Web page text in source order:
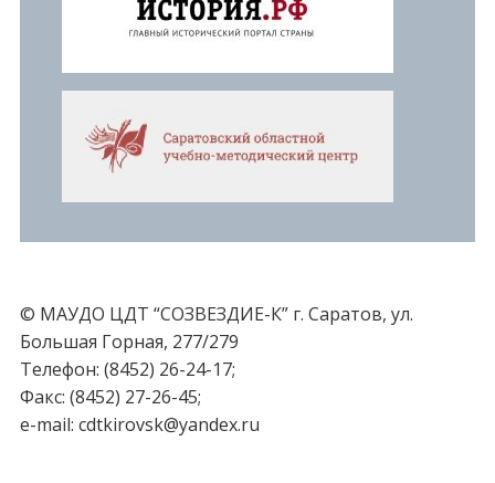
© МАУДО ЦДТ “СОЗВЕЗДИЕ-К” г. Саратов, ул.
Большая Горная, 277/279
Телефон: (8452) 26-24-17;
Факс: (8452) 27-26-45;
e-mail: cdtkirovsk@yandex.ru